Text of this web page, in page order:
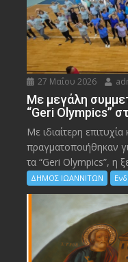
27 Μαΐου 2026
Με μεγάλη
“Geri Olympics”
Με ιδιαίτερη
πραγματοποιήθηκαν
τα “Geri Olympics”, η
ΔΗΜΟΣ ΙΩΑΝΝΙΤΩΝ